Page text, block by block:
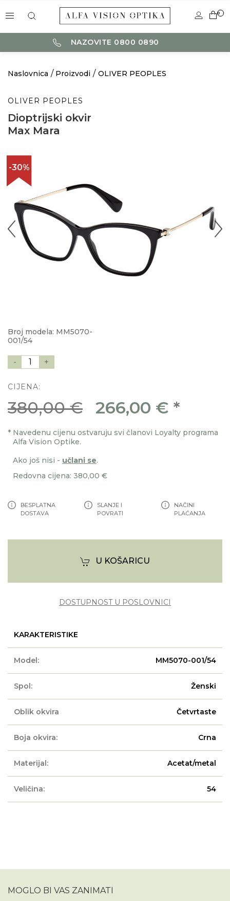
0
NAZOVITE 0800 0890
Naslovnica Proizvodi OLIVER PEOPLES
OLIVER PEOPLES
Dioptrijski okvir
Max Mara
-30%
Broj modela: MM5070-
001/54
- 1 +
CIJENA:
380,00 € 266,00 € *
* Navedenu cijenu ostvaruju svi članovi Loyalty programa
Alfa Vision Optike.
Ako još nisi - učlani se.
Redovna cijena: 380,00 €
BESPLATNA
DOSTAVA
SLANJE I
POVRATI
NAČINI
PLAĆANJA
U KOŠARICU
DOSTUPNOST U POSLOVNICI
KARAKTERISTIKE
Model: MM5070-001/54
Spol: Ženski
Oblik okvira Četvrtaste
Boja okvira: Crna
Materijal: Acetat/metal
Veličina: 54
MOGLO BI VAS ZANIMATI